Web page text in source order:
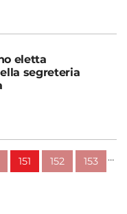
eletta
segreteria
…
151 152
153